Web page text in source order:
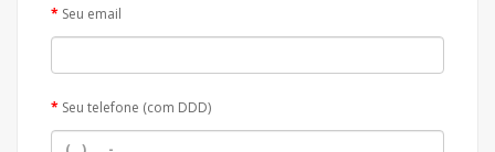
Seu email
Seu telefone (com DDD)